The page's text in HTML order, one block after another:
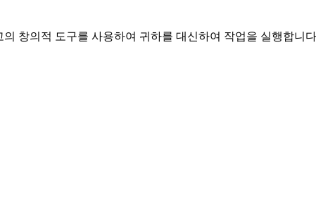
창의적 도구를 사용하여 귀하를 대신하여 작업을 실행합니